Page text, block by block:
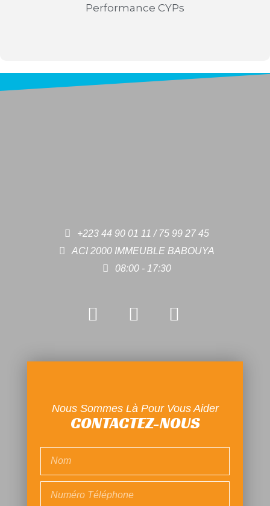
Performance CYPs
+223 44 90 01 11 / 75 99 27 45
ACI 2000 IMMEUBLE BABOUYA
08:00 - 17:30
Nous Sommes Là Pour Vous Aider
CONTACTEZ-NOUS